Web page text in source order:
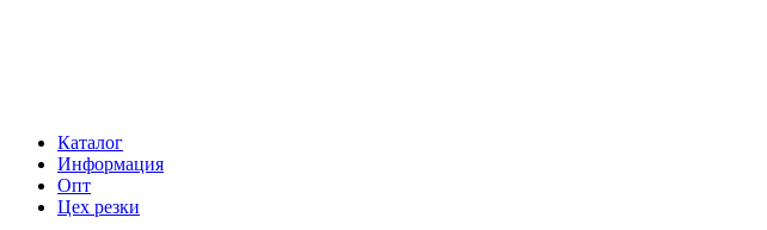
Каталог
Информация
Опт
Цех резки